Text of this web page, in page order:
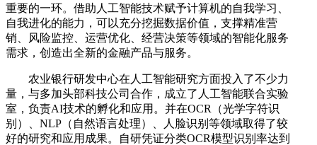
重要的一环。借助人工智能技术赋予计算机的自我学习、
自我进化的能力，可以充分挖掘数据价值，支撑精准营
销、风险监控、运营优化、经营决策等领域的智能化服务
需求，创造出全新的金融产品与服务。
农业银行研发中心在人工智能研究方面投入了不少力
量，与多加头部科技公司合作，成立了人工智能联合实验
室，负责AI技术的孵化和应用。并在OCR（光学字符识
别）、NLP（自然语言处理）、人脸识别等领域取得了较
好的研究和应用成果。自研凭证分类OCR模型识别率达到